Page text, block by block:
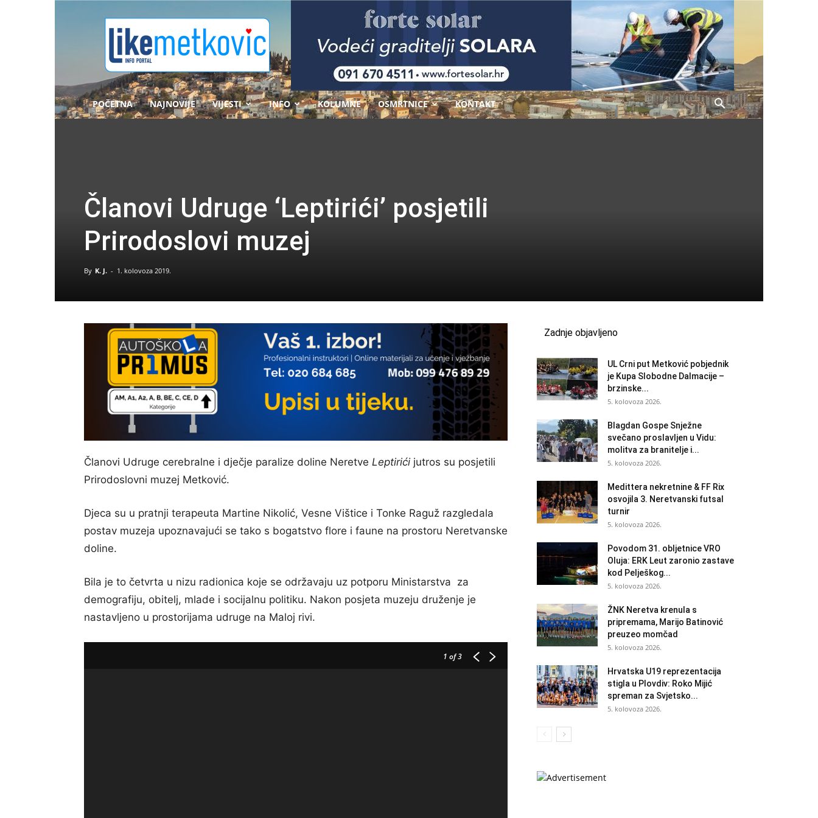
POČETNA NAJNOVIJE VIJESTI INFO KOLUMNE OSMRTNICE KONTAKT
Članovi Udruge ‘Leptirići’ posjetili
Prirodoslovi muzej
By K. J. - 1. kolovoza 2019.
Članovi Udruge cerebralne i dječje paralize doline Neretve Leptirići jutros su posjetili
Prirodoslovni muzej Metković.
Djeca su u pratnji terapeuta Martine Nikolić, Vesne Vištice i Tonke Raguž razgledala
postav muzeja upoznavajući se tako s bogatstvo flore i faune na prostoru Neretvanske
doline.
Bila je to četvrta u nizu radionica koje se održavaju uz potporu Ministarstva za
demografiju, obitelj, mlade i socijalnu politiku. Nakon posjeta muzeju druženje je
nastavljeno u prostorijama udruge na Maloj rivi.
1 of 3
Zadnje objavljeno
UL Crni put Metković pobjednik
je Kupa Slobodne Dalmacije –
brzinske...
5. kolovoza 2026.
Blagdan Gospe Snježne
svečano proslavljen u Vidu:
molitva za branitelje i...
5. kolovoza 2026.
Medittera nekretnine & FF Rix
osvojila 3. Neretvanski futsal
turnir
5. kolovoza 2026.
Povodom 31. obljetnice VRO
Oluja: ERK Leut zaronio zastave
kod Pelješkog...
5. kolovoza 2026.
ŽNK Neretva krenula s
pripremama, Marijo Batinović
preuzeo momčad
5. kolovoza 2026.
Hrvatska U19 reprezentacija
stigla u Plovdiv: Roko Mijić
spreman za Svjetsko...
5. kolovoza 2026.